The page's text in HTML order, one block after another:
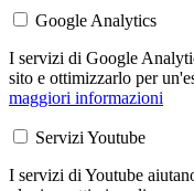
Google Analytics
I servizi di Google
sito e ottimizzarlo per
maggiori informazioni
Servizi Youtube
I servizi di Youtube